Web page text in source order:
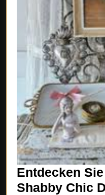
Entdecken
Shabby Chic